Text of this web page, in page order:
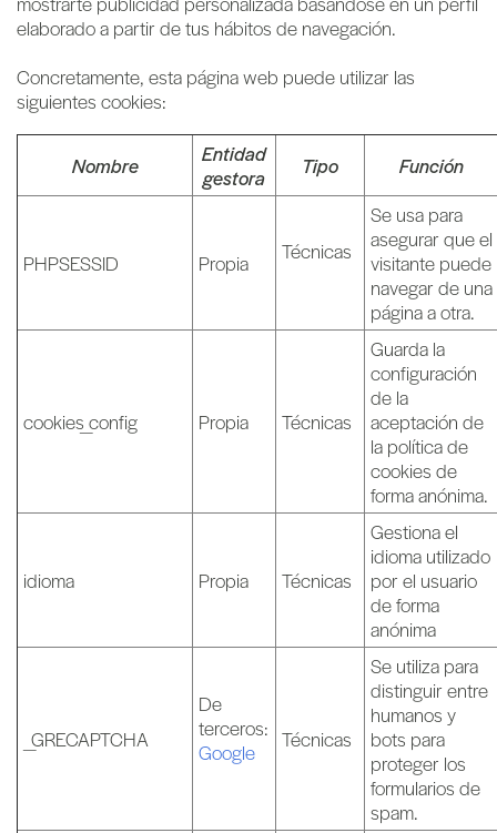
elaborado a partir de tus hábitos de navegación.
Concretamente, esta página web puede utilizar las
siguientes cookies:
Nombre
Entidad
gestora
Tipo Función
PHPSESSID Propia Técnicas
Se usa para
asegurar que el
visitante puede
navegar de una
página a otra.
cookies_config Propia Técnicas
Guarda la
configuración
de la
aceptación de
la política de
cookies de
forma anónima.
idioma Propia Técnicas
Gestiona el
idioma utilizado
por el usuario
de forma
anónima
_GRECAPTCHA
De
terceros:
Google
Técnicas
Se utiliza para
distinguir entre
humanos y
bots para
proteger los
formularios de
spam.